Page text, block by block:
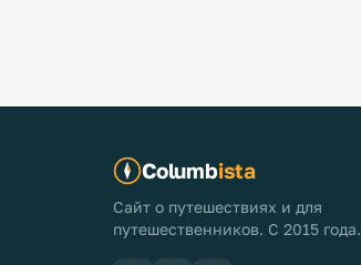
Columbista
Сайт о путешествиях и для
путешественников. С 2015 года.